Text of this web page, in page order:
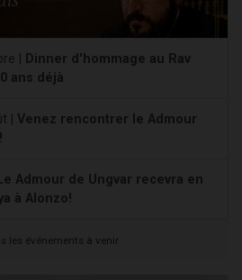
| Dinner d'hommage au Rav
ans déjà
| Venez rencontrer le Admour
Admour de Ungvar recevra en
à Alonzo!
les événements à venir